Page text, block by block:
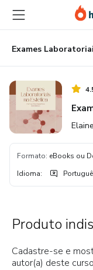
para
conteúdo
principal
para
pagamento
para
rodapé
Formato: eBooks ou
Idioma:
Produto
Cadastre-se e
autor(a) deste